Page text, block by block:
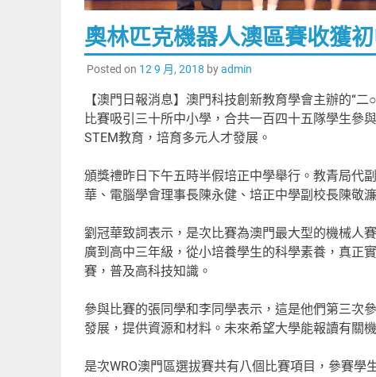
奧林匹克機器人澳區賽收獲
Posted on 12 9 月, 2018 byadmin
【澳門日報消息】澳門科技創新教育學會主辦的“
比賽吸引三十所中小學，合共一百四十五隊學生參
STEM教育，培育多元人才發展。
頒獎禮昨日下午五時半假培正中學舉行。教青局代
華、電腦學會理事長陳永健、培正中學副校長陳敬
劉冠華致詞表示，是次比賽為澳門最大型的機械人
廣到高中三年級，從小培養學生的科學素養，真正
賽，普及高科技知識。
參與比賽的張同學和李同學表示，這是他們第三次
發展，提供資源和材料。未來希望大學能報讀有關
是次WRO澳門區選拔賽共有八個比賽項目，參賽